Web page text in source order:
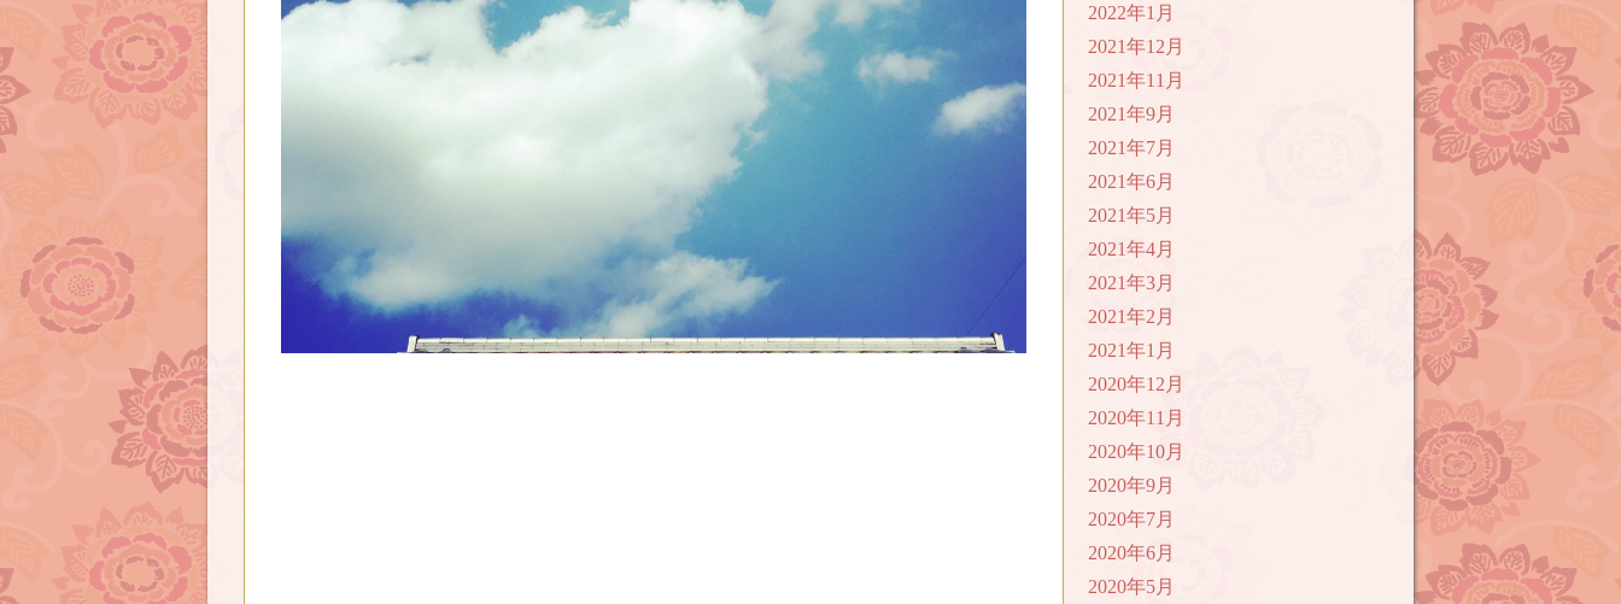
2022年1月
2021年12月
2021年11月
2021年9月
2021年7月
2021年6月
2021年5月
2021年4月
2021年3月
2021年2月
2021年1月
2020年12月
2020年11月
2020年10月
2020年9月
2020年7月
2020年6月
2020年5月